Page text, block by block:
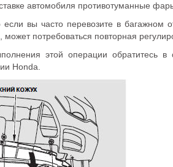
автомобиля противотуманные
если вы часто перевозите в багажном
может потребоваться повторная
этой операции обратитесь
Honda.